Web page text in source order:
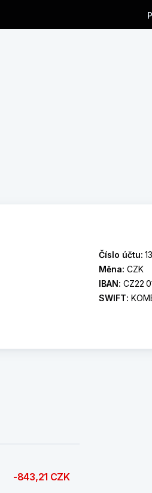
Číslo účtu:
Měna: CZK
IBAN: CZ22
SWIFT:
-843,21 CZK